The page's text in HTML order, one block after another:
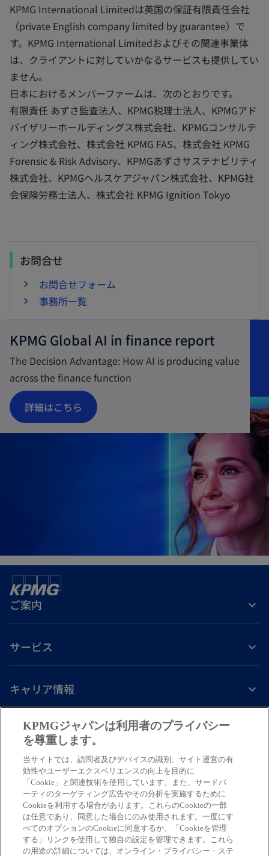
KPMG International Limitedは英国の保証有限責任会社
（private English company limited by guarantee）で
す。KPMG International Limitedおよびその関連事業体
は、クライアントに対していかなるサービスも提供してい
ません。
日本におけるメンバーファームは、次のとおりです。
有限責任 あずさ監査法人、KPMG税理士法人、KPMGアド
バイザリーホールディングス株式会社、KPMGコンサルテ
ィング株式会社、株式会社 KPMG FAS、株式会社 KPMG
Forensic & Risk Advisory、KPMGあずさサステナビリティ
株式会社、KPMGヘルスケアジャパン株式会社、KPMG社
会保険労務士法人、株式会社 KPMG Ignition Tokyo
お問合せ
お問合せフォーム
事務所一覧
KPMG Global AI in finance report
The Decision Advantage: How AI is producing value
across the finance function
詳細はこちら
新
し
ご案内
サービス
キャリア情報
し
い
タ
ブ
で
開
く
新
し
タ
ブ
で
開
く
し
タ
ブ
で
開
く
し
タ
ブ
で
開
く
し
タ
ブ
で
開
く
免責事項プライバシーポリシー
© 2026 KPMG AZSA LLC, a limited liability audit corporation
incorporated under the Japanese Certified Public Accountants Law and
a member firm of the KPMG global organization of independent member
firms affiliated with KPMG International Limited, a private English
company limited by guarantee. All rights reserved. © 2026 KPMG Tax
Corporation, a tax corporation incorporated under the Japanese CPTA
Law and a member firm of the KPMG global organization of independent
KPMGジャパンは利用者のプライバシー
を尊重します。
当サイトでは、訪問者及びデバイスの識別、サイト運営の有
効性やユーザーエクスペリエンスの向上を目的に
「Cookie」と関連技術を使用しています。また、サードパ
ーティのターゲティング広告やその分析を実施するために
Cookieを利用する場合があります。これらのCookieの一部
は任意であり、同意した場合にのみ使用されます。一度にす
べてのオプションのCookieに同意するか、「Cookieを管理
する」リンクを使用して独自の設定を管理できます。これら
の用途の詳細については、オンライン・プライバシー・ステ